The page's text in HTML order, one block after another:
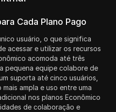
Cada Plano Pago
usuário, o que significa
acessar e utilizar os recursos
acomoda até três
pequena equipe colabore de
suporta até cinco usuários,
ampla e uso entre uma
nos planos Econômico
de colaboração e